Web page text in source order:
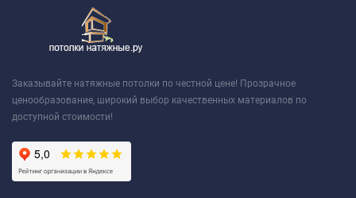
Заказывайте натяжные потолки по честной цене! Прозрачное
ценообразование, широкий выбор качественных материалов по
доступной стоимости!